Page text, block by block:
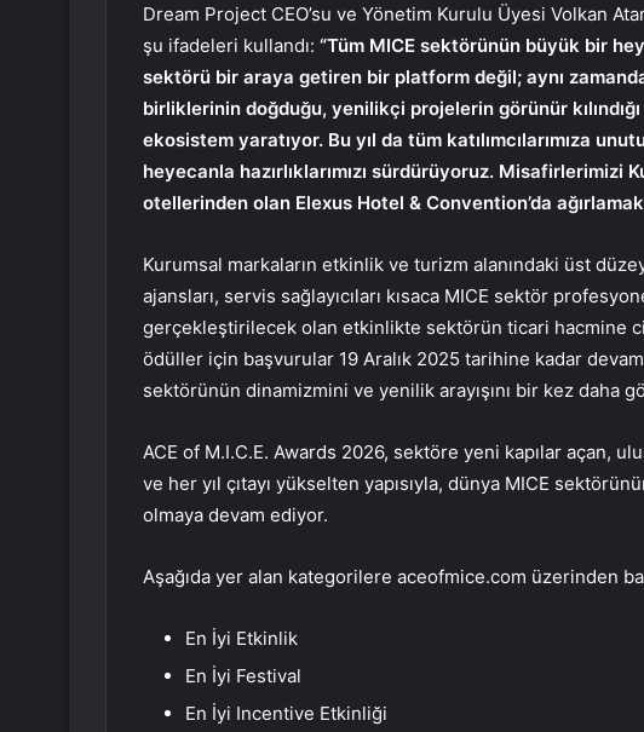
Dream Project CEO’su ve Yönetim Kurulu Üyesi Volkan
şu ifadeleri kullandı: “Tüm MICE sektörünün büyük bir
sektörü bir araya getiren bir platform değil; aynı
birliklerinin doğduğu, yenilikçi projelerin görünür
ekosistem yaratıyor. Bu yıl da tüm katılımcılarımıza
heyecanla hazırlıklarımızı sürdürüyoruz. Misafirlerimizi
otellerinden olan Elexus Hotel & Convention’da
Kurumsal markaların etkinlik ve turizm alanındaki üst
ajansları, servis sağlayıcıları kısaca MICE sektör
gerçekleştirilecek olan etkinlikte sektörün ticari hacmine
ödüller için başvurular 19 Aralık 2025 tarihine kadar
sektörünün dinamizmini ve yenilik arayışını bir kez daha
ACE of M.I.C.E. Awards 2026, sektöre yeni kapılar açan,
ve her yıl çıtayı yükselten yapısıyla, dünya MICE
olmaya devam ediyor.
Aşağıda yer alan kategorilere aceofmice.com üzerinden
En İyi Etkinlik
En İyi Festival
En İyi Incentive Etkinliği